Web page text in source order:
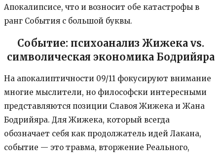
Апокалипсисе, что и возносит обе катастрофы в
ранг События с большой буквы.
Событие: психоанализ Жижека vs.
символическая экономика Бодрийяра
На апокалиптичности 09/11 фокусируют внимание
многие мыслители, но философски интересными
представляются позиции Славоя Жижека и Жана
Бодрийяра. Для Жижека, который всегда
обозначает себя как продолжатель идей Лакана,
событие — это травма, вторжение Реального,